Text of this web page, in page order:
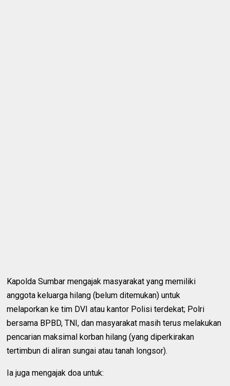
Kapolda Sumbar mengajak masyarakat yang memiliki
anggota keluarga hilang (belum ditemukan) untuk
melaporkan ke tim DVI atau kantor Polisi terdekat; Polri
bersama BPBD, TNI, dan masyarakat masih terus melakukan
pencarian maksimal korban hilang (yang diperkirakan
tertimbun di aliran sungai atau tanah longsor).
Ia juga mengajak doa untuk: